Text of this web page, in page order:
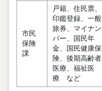
市民
保険
課
戸籍、住民票、
印鑑登録、一般
旅券、マイナン
バー、国民年
金、国民健康保
険、後期高齢者
医療、福祉医
療 など